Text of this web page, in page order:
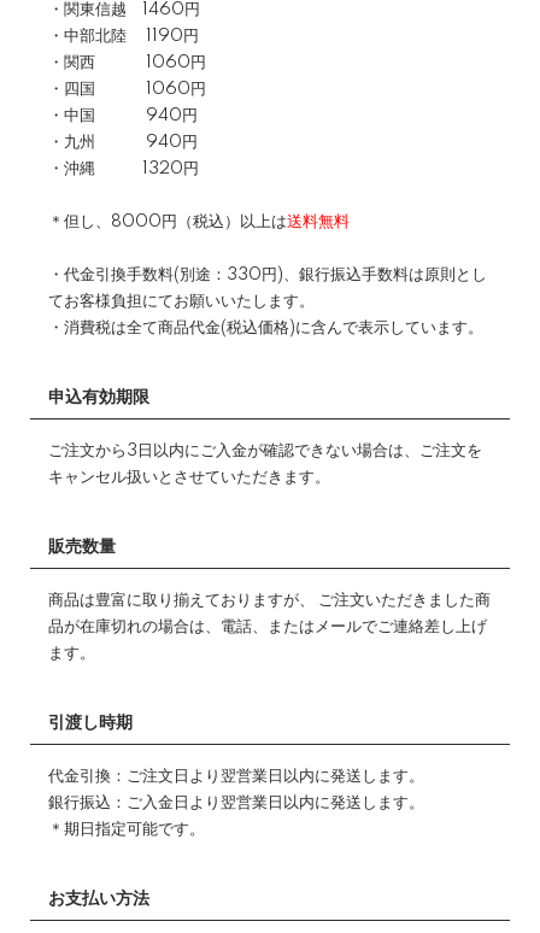
・関東信越 1460円
・中部北陸 1190円
・関西 1060円
・四国 1060円
・中国 940円
・九州 940円
・沖縄 1320円
＊但し、8000円（税込）以上は送料無料
・代金引換手数料(別途：330円)、銀行振込手数料は原則とし
てお客様負担にてお願いいたします。
・消費税は全て商品代金(税込価格)に含んで表示しています。
申込有効期限
ご注文から3日以内にご入金が確認できない場合は、ご注文を
キャンセル扱いとさせていただきます。
販売数量
商品は豊富に取り揃えておりますが、 ご注文いただきました商
品が在庫切れの場合は、電話、またはメールでご連絡差し上げ
ます。
引渡し時期
代金引換：ご注文日より翌営業日以内に発送します。
銀行振込：ご入金日より翌営業日以内に発送します。
＊期日指定可能です。
お支払い方法